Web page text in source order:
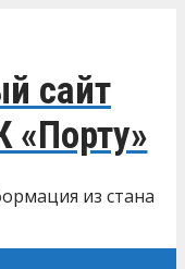
сайт
из стана